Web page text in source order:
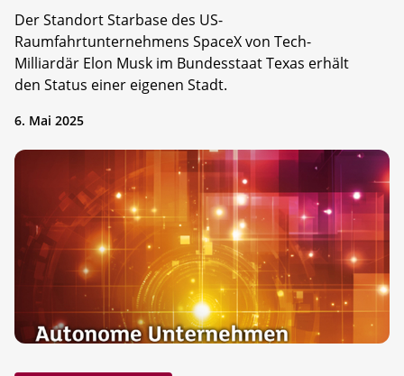
Der Standort Starbase des US-
Raumfahrtunternehmens SpaceX von Tech-
Milliardär Elon Musk im Bundesstaat Texas erhält
den Status einer eigenen Stadt.
6. Mai 2025